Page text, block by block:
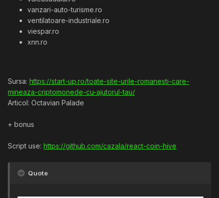
vanzari-auto-turisme.ro
ventilatoare-industriale.ro
viespar.ro
xnn.ro
Sursa: https://start-up.ro/toate-site-urile-romanesti-care-
mineaza-criptomonede-cu-ajutorul-tau/
Articol: Octavian Palade
+ bonus
Script use: https://github.com/cazala/react-coin-hive
Quote